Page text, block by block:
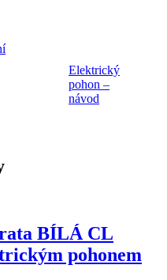
Elektrický
pohon –
návod
BÍLÁ CL
pohonem